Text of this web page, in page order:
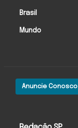
Anuncie Conosco
Brasil
Mundo